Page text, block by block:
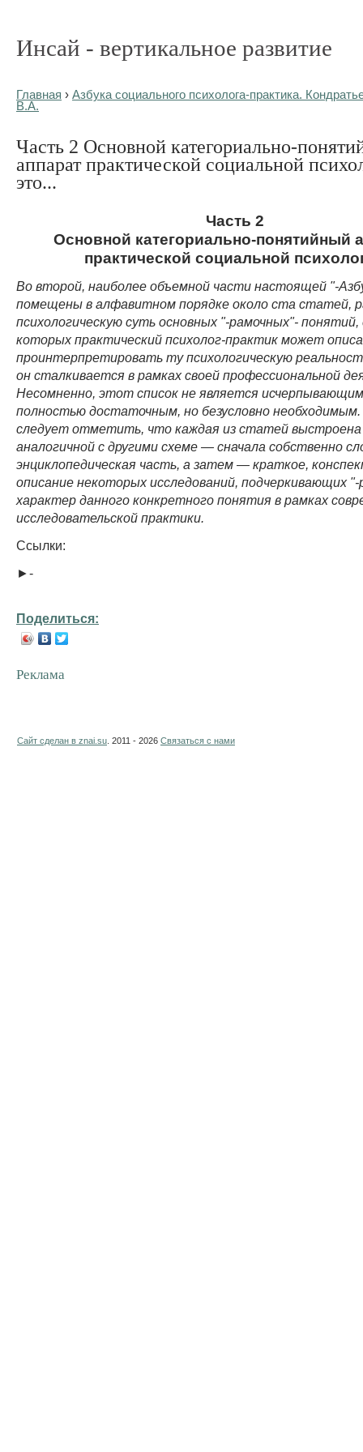
Инсай - вертикальное развитие
Главная › Азбука социального психолога-практика.
В.А.
Часть 2 Основной категориально-
аппарат практической социальной
это...
Часть 2
Основной категориально-понятийный
практической социальной
Во второй, наиболее объемной части настоящей "-
помещены в алфавитном порядке около ста статей,
психологическую суть основных "-рамочных"-
которых практический психолог-практик может
проинтерпретировать ту психологическую
он сталкивается в рамках своей профессиональной
Несомненно, этот список не является
полностью достаточным, но безусловно
следует отметить, что каждая из статей выстроена
аналогичной с другими схеме — сначала собственно
энциклопедическая часть, а затем — краткое,
описание некоторых исследований, подчеркивающих "-
характер данного конкретного понятия в рамках
исследовательской практики.
Ссылки:
►-
Поделиться:
Реклама
Сайт сделан в znai.su . 2011 - 2026 Связаться с нами